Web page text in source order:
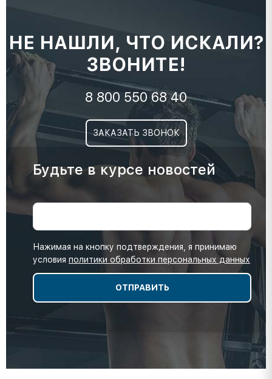
НЕ НАШЛИ, ЧТО ИСКАЛИ?
ЗВОНИТЕ!
8 800 550 68 40
ЗАКАЗАТЬ ЗВОНОК
Будьте в курсе новостей
Нажимая на кнопку подтверждения, я принимаю
условия политики обработки персональных данных